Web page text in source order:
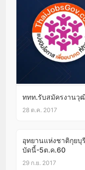
ททท.รับสมัครงานวุ
28 ต.ค. 2017
อุทยานแห่งชาติกุย
บัดนี้-5ต.ค.60
29 ก.ย. 2017